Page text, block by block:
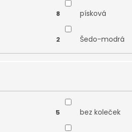
8 písková
2 Šedo-modrá
5 bez koleček